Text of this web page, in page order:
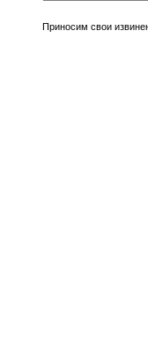
Приносим свои